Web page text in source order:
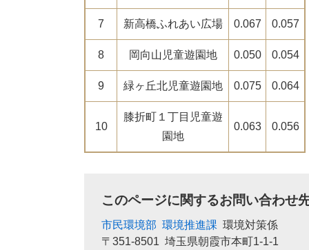
7 新高橋ふれあい広場 0.067 0.057
8 岡向山児童遊園地 0.050 0.054
9 緑ヶ丘北児童遊園地 0.075 0.064
10
膝折町１丁目児童遊
園地
0.063 0.056
このページに関するお問い合わせ
市民環境部 環境推進課 環境対策係
〒351-8501 埼玉県朝霞市本町1-1-1